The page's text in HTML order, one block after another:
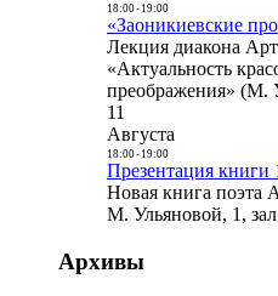
18:00- 19:00
«Заоникиевские
Лекция диакона
«Актуальность
преображения» (М.
11
Августа
18:00- 19:00
Презентация книги
Новая книга поэта
М. Ульяновой, 1,
Архивы